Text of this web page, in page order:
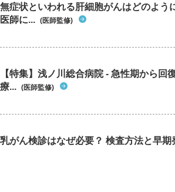
無症状といわれる肝細胞がんはどのよう
医師に... (医師監修)
【特集】浅ノ川総合病院 - 急性期から
療... (医師監修)
乳がん検診はなぜ必要？ 検査方法と早